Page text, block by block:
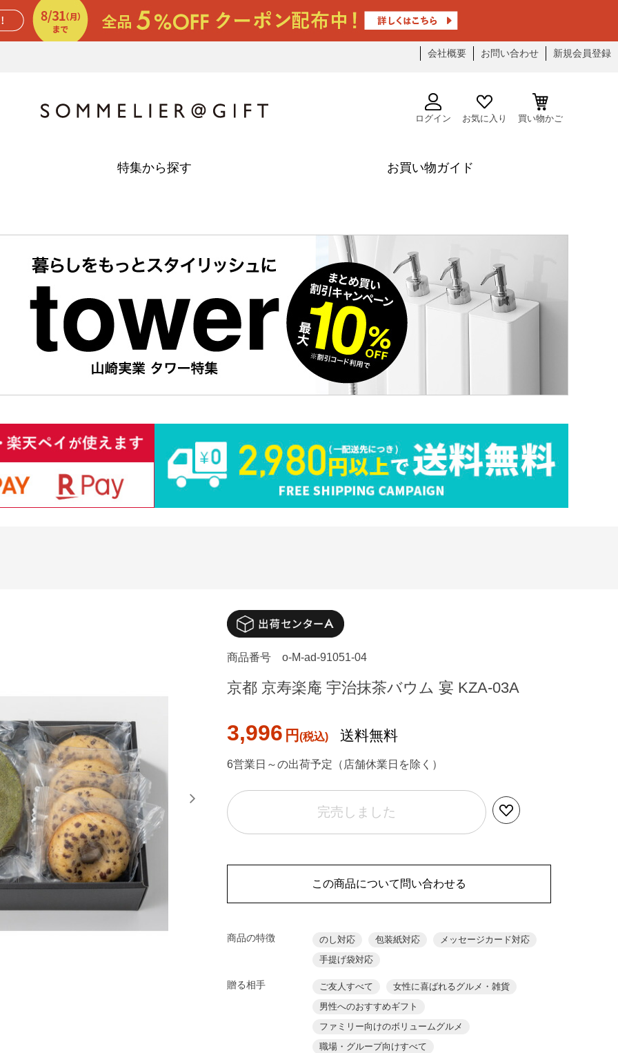
会社概要 お問い合わせ 新規会員登録
ログイン お気に入り 買い物かご
特集から探す お買い物ガイド
商品番号 o-M-ad-91051-04
京都 京寿楽庵 宇治抹茶バウム 宴 KZA-03A
3,996 円 送料無料
6営業日～の出荷予定（店舗休業日を除く）
完売しました
この商品について問い合わせる
商品の特徴 のし対応 包装紙対応
メッセージカード対応
手提げ袋対応
贈る相手 ご友人すべて
女性に喜ばれるグルメ・雑貨
男性へのおすすめギフト
ファミリー向けのボリュームグルメ
職場・グループ向けすべて